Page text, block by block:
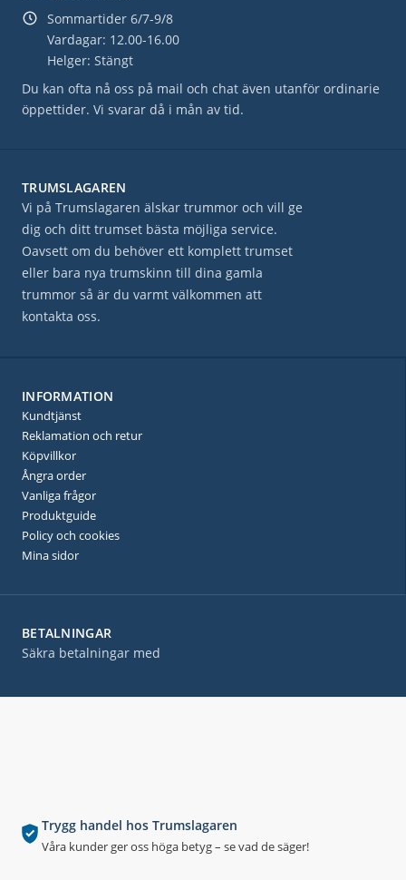
Trygg handel hos Trumslagaren
Våra kunder ger oss höga betyg – se vad de säger!
Sommartider 6/7-9/8
Vardagar: 12.00-16.00
Helger: Stängt
Du kan ofta nå oss på mail och chat även utanför ordinarie
öppettider. Vi svarar då i mån av tid.
BETALNINGAR
Säkra betalningar med
TRUMSLAGAREN
Vi på Trumslagaren älskar trummor och vill ge
dig och ditt trumset bästa möjliga service.
Oavsett om du behöver ett komplett trumset
eller bara nya trumskinn till dina gamla
trummor så är du varmt välkommen att
kontakta oss.
INFORMATION
Kundtjänst
Reklamation och retur
Köpvillkor
Ångra order
Vanliga frågor
Produktguide
Policy och cookies
Mina sidor